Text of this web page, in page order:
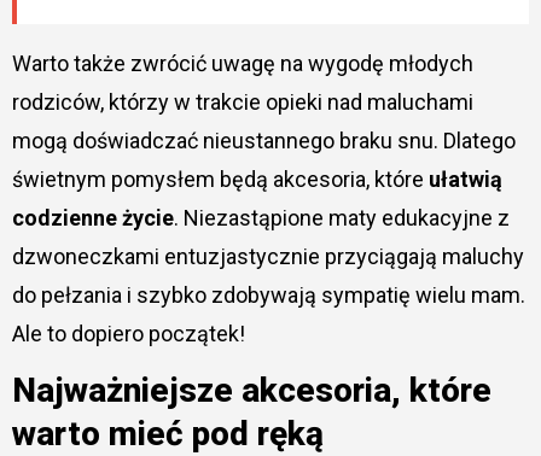
Warto także zwrócić uwagę na wygodę młodych
rodziców, którzy w trakcie opieki nad maluchami
mogą doświadczać nieustannego braku snu. Dlatego
świetnym pomysłem będą akcesoria, które ułatwią
codzienne życie. Niezastąpione maty edukacyjne z
dzwoneczkami entuzjastycznie przyciągają maluchy
do pełzania i szybko zdobywają sympatię wielu mam.
Ale to dopiero początek!
Najważniejsze akcesoria, które
warto mieć pod ręką